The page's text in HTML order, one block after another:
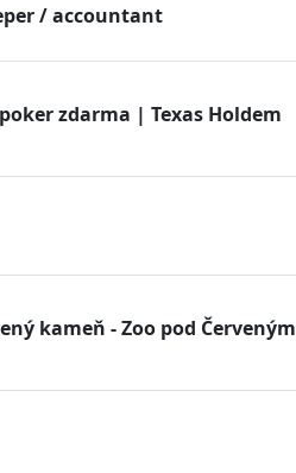
/ accountant
zdarma | Texas Holdem
kameň - Zoo pod Červeným